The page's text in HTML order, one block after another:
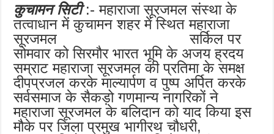
कुचामन सिटी :- महाराजा सूरजमल संस्था के
तत्वाधान में कुचामन शहर में स्थित महाराजा
सूरजमल सर्किल पर
सोमवार को सिरमौर भारत भूमि के अजय ह्रदय
सम्राट महाराजा सूरजमल की प्रतिमा के समक्ष
दीपप्रजल करके माल्यार्पण व पुष्प अर्पित करके
सर्वसमाज के सैकड़ो गणमान्‍य नागरिकों ने
महाराजा सूरजमल के बलिदान को याद किया इस
मौके पर जिला प्रमुख भागीरथ चौधरी,